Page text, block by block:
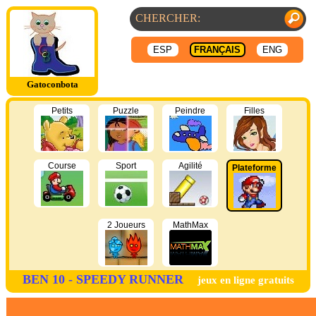
Gatoconbota
ESP FRANÇAIS ENG
Petits Puzzle Peindre Filles
Course Sport Agilité Plateforme
2 Joueurs MathMax
BEN 10 - SPEEDY RUNNER jeux en ligne gratuits